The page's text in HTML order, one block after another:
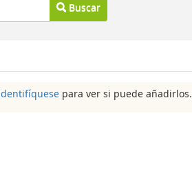
Buscar
para ver si puede añadirlos.